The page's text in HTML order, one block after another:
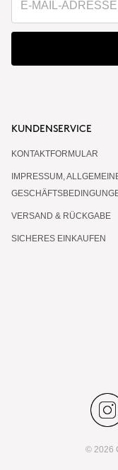
KUNDENSERVICE
KONTAKTFORMULAR
IMPRESSUM,
VERSAND & RÜCKGABE
SICHERES EINKAUFEN
© 2026